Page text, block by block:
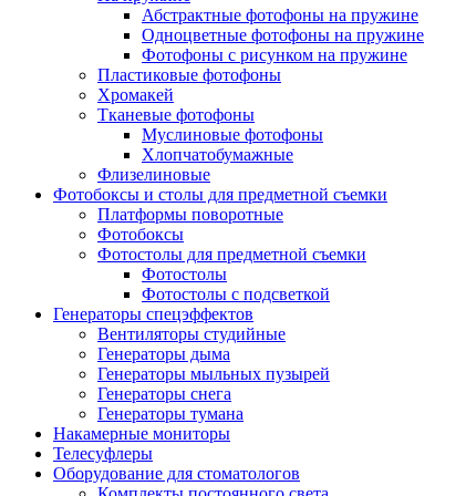
Абстрактные фотофоны на пружине
Одноцветные фотофоны на пружине
Фотофоны с рисунком на пружине
Пластиковые фотофоны
Хромакей
Тканевые фотофоны
Муслиновые фотофоны
Хлопчатобумажные
Флизелиновые
Фотобоксы и столы для предметной съемки
Платформы поворотные
Фотобоксы
Фотостолы для предметной съемки
Фотостолы
Фотостолы с подсветкой
Генераторы спецэффектов
Вентиляторы студийные
Генераторы дыма
Генераторы мыльных пузырей
Генераторы снега
Генераторы тумана
Накамерные мониторы
Телесуфлеры
Оборудование для стоматологов